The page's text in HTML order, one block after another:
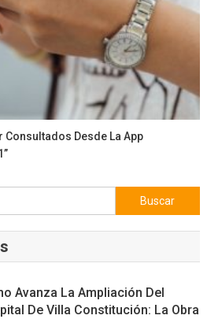
Desde La App
Buscar:
Avanza La Ampliación Del
De Villa Constitución: La Obra